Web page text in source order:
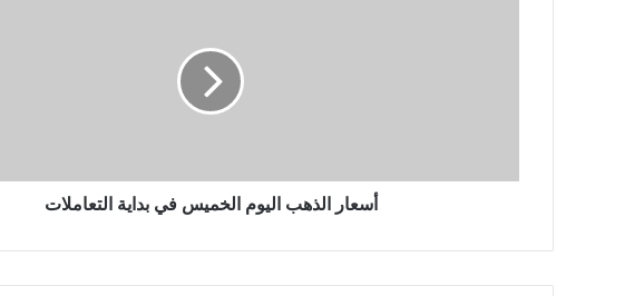
أسعار الذهب اليوم الخميس في بداية التعاملات